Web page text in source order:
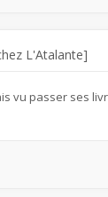
L'Atalante]
vu passer ses